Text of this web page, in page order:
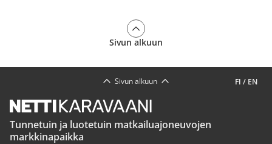
Sivun alkuun
FI / EN
Sivun alkuun
Tunnetuin ja luotetuin matkailuajoneuvojen
markkinapaikka